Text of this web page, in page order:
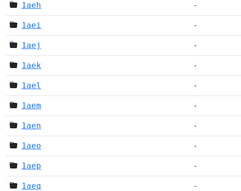
1aeh -
1aei -
1aej -
1aek -
1ael -
1aem -
1aen -
1aeo -
1aep -
1aeq -